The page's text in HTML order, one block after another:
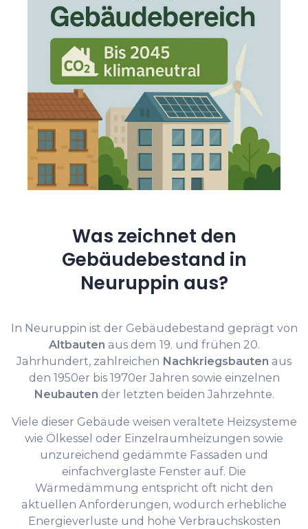
Was zeichnet den
Gebäudebestand in
Neuruppin aus?
In Neuruppin ist der Gebäudebestand geprägt von
Altbauten aus dem 19. und frühen 20.
Jahrhundert, zahlreichen Nachkriegsbauten aus
den 1950er bis 1970er Jahren sowie einzelnen
Neubauten der letzten beiden Jahrzehnte.
Viele dieser Gebäude weisen veraltete Heizsysteme
wie Ölkessel oder Einzelraumheizungen sowie
unzureichend gedämmte Fassaden und
einfachverglaste Fenster auf. Die
Wärmedämmung entspricht oft nicht den
aktuellen Anforderungen, wodurch erhebliche
Energieverluste und hohe Verbrauchskosten